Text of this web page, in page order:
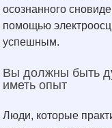
осознанного
помощью
успешным.
Вы должны быть
иметь опыт
Люди, которые